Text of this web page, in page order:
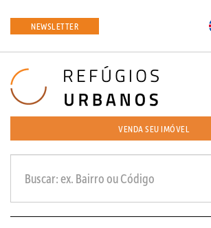
NEWSLETTER
VENDA SEU IMÓVEL